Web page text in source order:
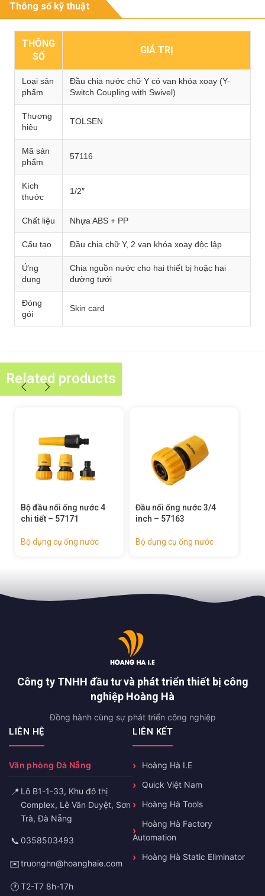
Thông số kỹ thuật
THÔNG
SỐ
GIÁ TRỊ
Loại sản
phẩm
Đầu chia nước chữ Y có van khóa xoay (Y-
Switch Coupling with Swivel)
Thương
hiệu
TOLSEN
Mã sản
phẩm
57116
Kích
thước
1/2″
Chất liệu Nhựa ABS + PP
Cấu tạo Đầu chia chữ Y, 2 van khóa xoay độc lập
Ứng
dụng
Chia nguồn nước cho hai thiết bị hoặc hai
đường tưới
Đóng
gói
Skin card
Related products
Đầu nối ống nước 3/4
inch – 57163
Bộ dụng cụ ống nước
Đầu nối ống nước có van
tự ngắt 3/4 inch – 57164
Bộ dụng cụ ống nước
Công ty TNHH đầu tư và phát triển thiết bị công
nghiệp Hoàng Hà
Đồng hành cùng sự phát triển công nghiệp
LIÊN HỆ
Văn phòng Đà Nẵng
📍 Lô B1-1-33, Khu đô thị
Complex, Lê Văn Duyệt, Sơn
Trà, Đà Nẵng
📞 0358503493
✉️truonghn@hoanghaie.com
🕐T2-T7 8h-17h
LIÊN KẾT
Hoàng Hà I.E
Quick Việt Nam
Hoàng Hà Tools
Hoàng Hà Factory
Automation
Hoàng Hà Static Eliminator